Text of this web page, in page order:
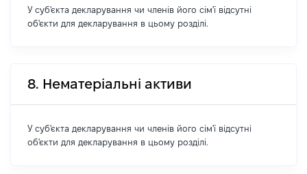
У суб'єкта декларування чи членів його сім'ї відсутні
об'єкти для декларування в цьому розділі.
8. Нематеріальні активи
У суб'єкта декларування чи членів його сім'ї відсутні
об'єкти для декларування в цьому розділі.